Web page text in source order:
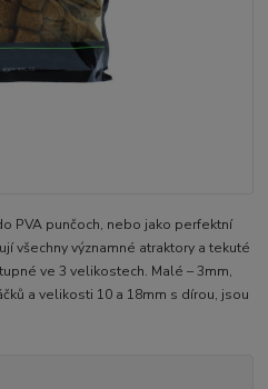
PVA punčoch, nebo jako perfektní
všechny významné atraktory a tekuté
ve 3 velikostech. Malé – 3mm,
a velikosti 10 a 18mm s dírou, jsou